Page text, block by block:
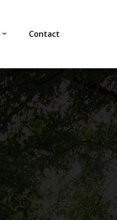
Contact